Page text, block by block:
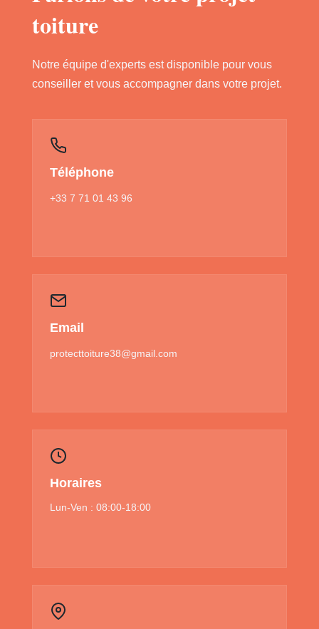
toiture
Notre équipe d'experts est disponible pour vous
conseiller et vous accompagner dans votre projet.
Téléphone
+33 7 71 01 43 96
Email
protecttoiture38@gmail.com
Horaires
Lun-Ven : 08:00-18:00